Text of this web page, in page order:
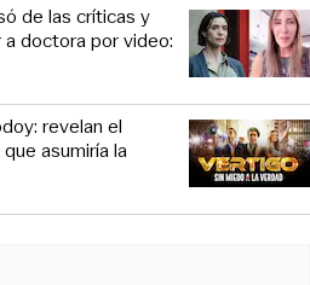
de las críticas y
doctora por video:
revelan el
asumiría la